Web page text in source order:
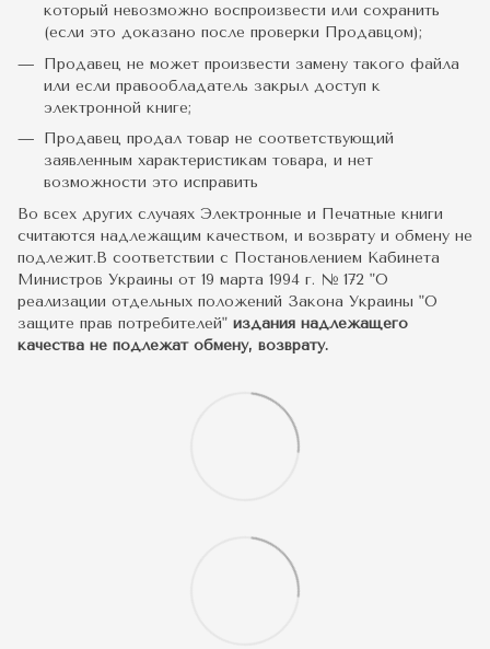
который невозможно воспроизвести или сохранить
(если это доказано после проверки Продавцом);
Продавец не может произвести замену такого файла
или если правообладатель закрыл доступ к
электронной книге;
Продавец продал товар не соответствующий
заявленным характеристикам товара, и нет
возможности это исправить
Во всех других случаях Электронные и Печатные книги
считаются надлежащим качеством, и возврату и обмену не
подлежит.В соответствии с Постановлением Кабинета
Министров Украины от 19 марта 1994 г. № 172 "О
реализации отдельных положений Закона Украины "О
защите прав потребителей" издания надлежащего
качества не подлежат обмену, возврату.